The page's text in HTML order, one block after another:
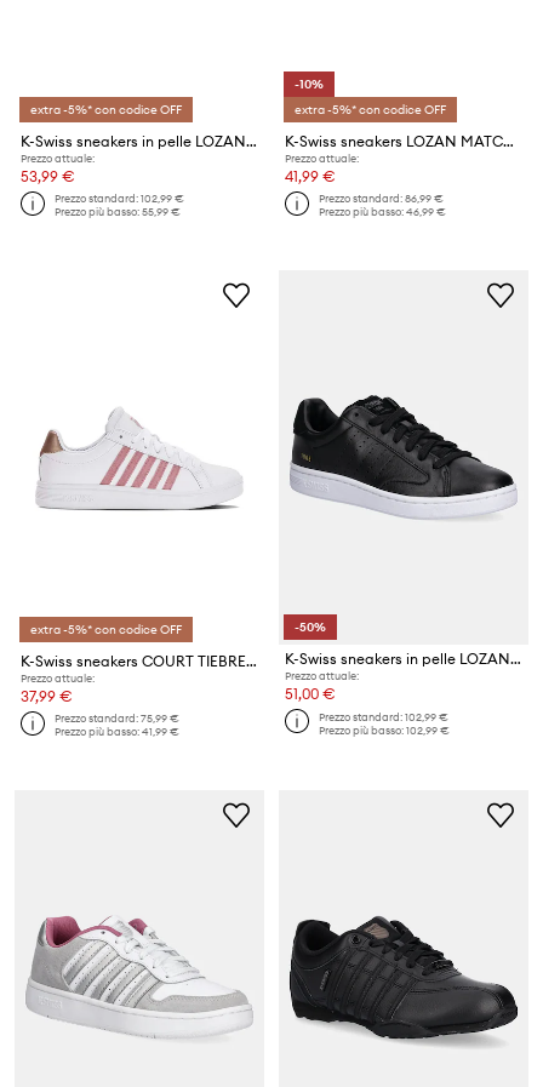
extra -5%* con codice OFF
K-Swiss sneakers in pelle LOZAN KLUB LTH
Prezzo attuale:
53,99 €
Prezzo standard:102,99 €
Prezzo più basso:55,99 €
-10%
extra -5%* con codice OFF
K-Swiss sneakers LOZAN MATCH LTH
Prezzo attuale:
41,99 €
Prezzo standard:86,99 €
Prezzo più basso:46,99 €
extra -5%* con codice OFF
K-Swiss sneakers COURT TIEBREAK
Prezzo attuale:
37,99 €
Prezzo standard:75,99 €
Prezzo più basso:41,99 €
-50%
K-Swiss sneakers in pelle LOZAN KLUB LTH
Prezzo attuale:
51,00 €
Prezzo standard:102,99 €
Prezzo più basso:102,99 €